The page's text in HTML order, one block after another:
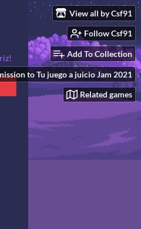
View all by Csf91
Follow Csf91
Add To Collection
to Tu juego a juicio Jam 2021
Related games